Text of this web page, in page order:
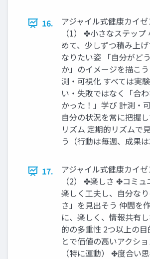
16.
アジャイル式健康カイ
（1） ✤小さなステップ
めて、少しずつ積み上
なりたい姿 「自分がど
か」のイメージを描こ
測・可視化 すべては実
い・失敗ではなく「合
かった！」学び 計測・
自分の状況を常に把握
リズム 定期的リズムで
う（行動は毎週、成果は
17.
アジャイル式健康カイ
（2） ✤楽しさ ✤コミュ
楽しく工夫し、自分な
さ」を見出そう 仲間を
に、楽しく、情報共有
的の多重性 2つ以上の
とで価値の高いアクシ
（特に運動） ✤度合い